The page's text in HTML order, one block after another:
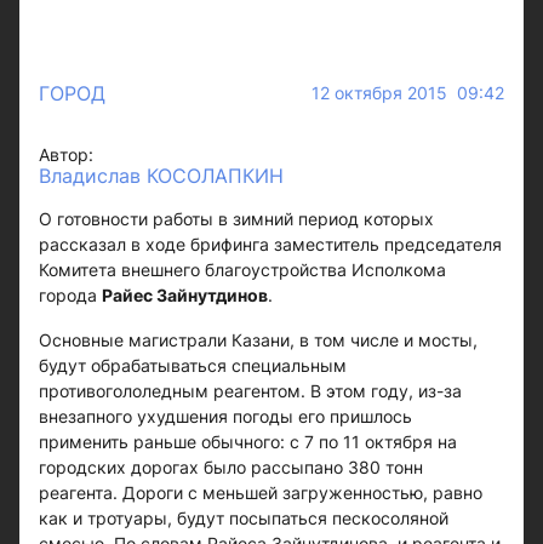
ГОРОД 12 октября 2015 09:42
Автор:
Владислав КОСОЛАПКИН
О готовности работы в зимний период которых
рассказал в ходе брифинга заместитель председателя
Комитета внешнего благоустройства Исполкома
города Райес Зайнутдинов.
Основные магистрали Казани, в том числе и мосты,
будут обрабатываться специальным
противогололедным реагентом. В этом году, из-за
внезапного ухудшения погоды его пришлось
применить раньше обычного: с 7 по 11 октября на
городских дорогах было рассыпано 380 тонн
реагента. Дороги с меньшей загруженностью, равно
как и тротуары, будут посыпаться пескосоляной